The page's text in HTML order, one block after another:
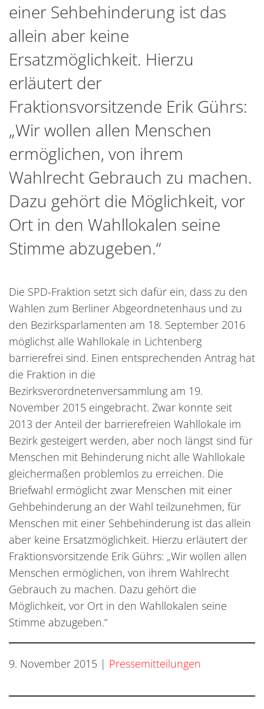
einer Sehbehinderung ist das
allein aber keine
Ersatzmöglichkeit. Hierzu
erläutert der
Fraktionsvorsitzende Erik Gührs:
„Wir wollen allen Menschen
ermöglichen, von ihrem
Wahlrecht Gebrauch zu machen.
Dazu gehört die Möglichkeit, vor
Ort in den Wahllokalen seine
Stimme abzugeben.“
Die SPD-Fraktion setzt sich dafür ein, dass zu den
Wahlen zum Berliner Abgeordnetenhaus und zu
den Bezirksparlamenten am 18. September 2016
möglichst alle Wahllokale in Lichtenberg
barrierefrei sind. Einen entsprechenden Antrag hat
die Fraktion in die
Bezirksverordnetenversammlung am 19.
November 2015 eingebracht. Zwar konnte seit
2013 der Anteil der barrierefreien Wahllokale im
Bezirk gesteigert werden, aber noch längst sind für
Menschen mit Behinderung nicht alle Wahllokale
gleichermaßen problemlos zu erreichen. Die
Briefwahl ermöglicht zwar Menschen mit einer
Gehbehinderung an der Wahl teilzunehmen, für
Menschen mit einer Sehbehinderung ist das allein
aber keine Ersatzmöglichkeit. Hierzu erläutert der
Fraktionsvorsitzende Erik Gührs: „Wir wollen allen
Menschen ermöglichen, von ihrem Wahlrecht
Gebrauch zu machen. Dazu gehört die
Möglichkeit, vor Ort in den Wahllokalen seine
Stimme abzugeben.“
9. November 2015 | Pressemitteilungen